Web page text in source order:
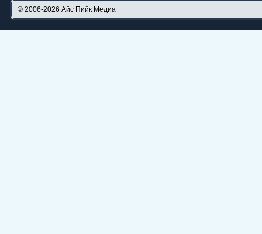
© 2006-2026 Айс Пийк Медиа